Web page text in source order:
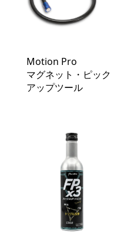
Motion Pro
マグネット・ピック
アップツール